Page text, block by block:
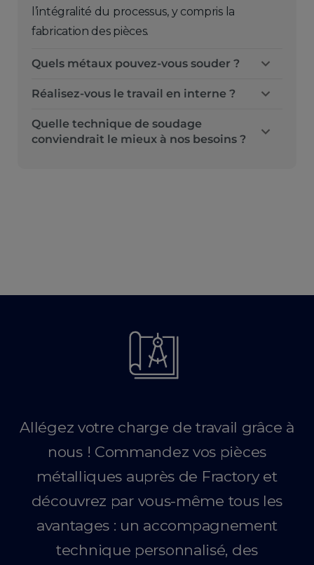
l’intégralité du processus, y compris la
fabrication des pièces.
Quels métaux pouvez-vous souder ?
Réalisez-vous le travail en interne ?
Quelle technique de soudage
conviendrait le mieux à nos besoins ?
Allégez votre charge de travail grâce à
nous ! Commandez vos pièces
métalliques auprès de Fractory et
découvrez par vous-même tous les
avantages : un accompagnement
technique personnalisé, des